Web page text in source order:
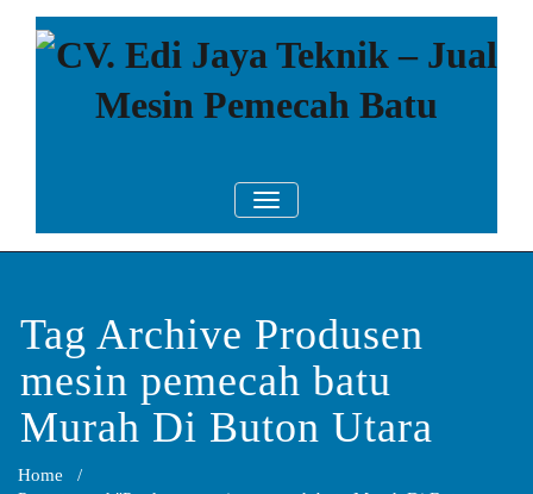
CV. Edi Jaya
Teknik – Jual
Pemecah Batu
TOGGLE NAVIGATION
Tag Archive Produsen
mesin pemecah batu
Murah Di Buton Utara
Home /